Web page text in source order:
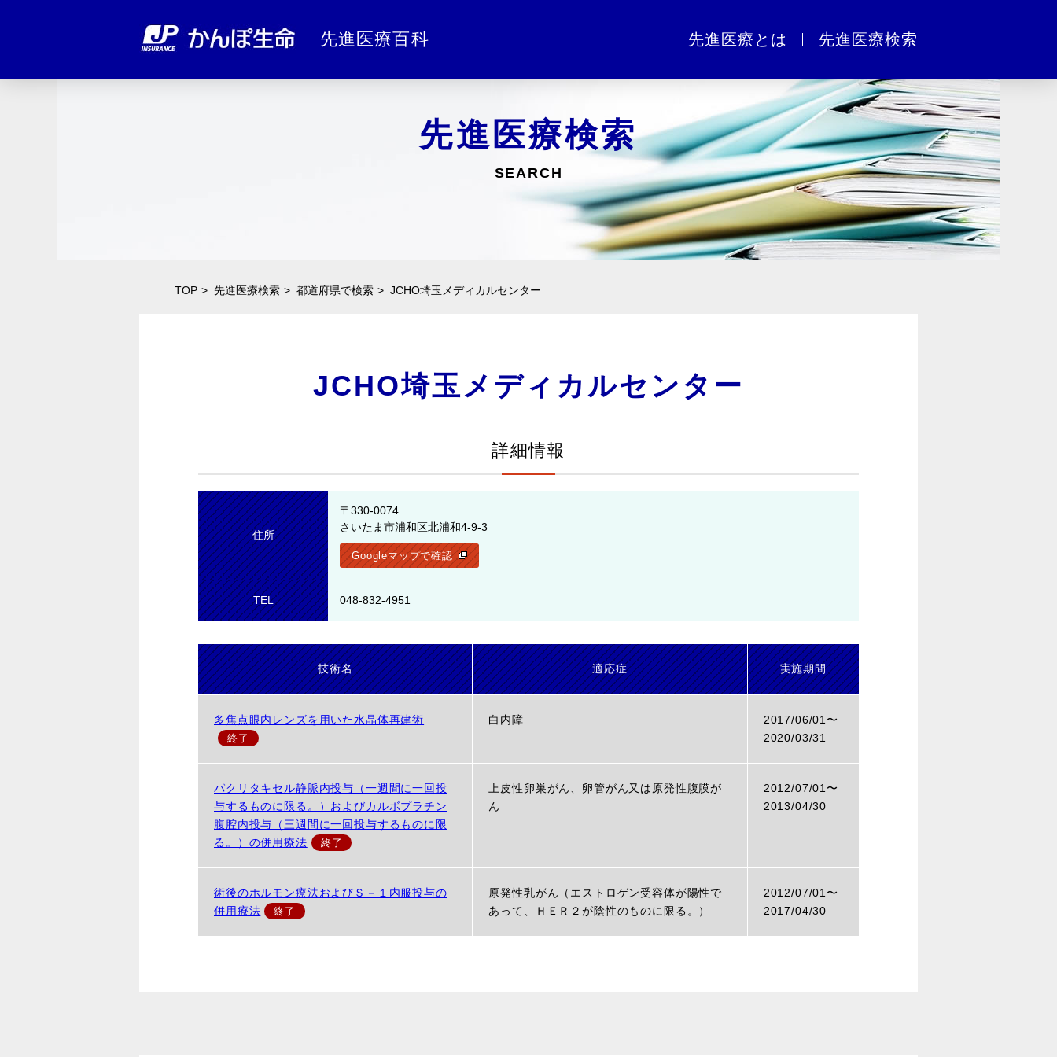
先進医療百科 先進医療とは 先進医療検索
先進医療検索
SEARCH
TOP 先進医療検索 都道府県で検索 JCHO埼玉メディカルセンター
JCHO埼玉メディカルセンター
詳細情報
住所
〒330-0074
さいたま市浦和区北浦和4-9-3
Googleマップで確認
TEL 048-832-4951
技術名 適応症 実施期間
多焦点眼内レンズを用いた水晶体再建術 白内障
2017/06/01〜
2020/03/31
パクリタキセル静脈内投与（一週間に一回投
与するものに限る。）およびカルボプラチン
腹腔内投与（三週間に一回投与するものに限
る。）の併用療法
上皮性卵巣がん、卵管がん又は原発性腹膜が
ん
2012/07/01〜
2013/04/30
術後のホルモン療法およびＳ－１内服投与の
併用療法
原発性乳がん（エストロゲン受容体が陽性で
あって、ＨＥＲ２が陰性のものに限る。）
2012/07/01〜
2017/04/30